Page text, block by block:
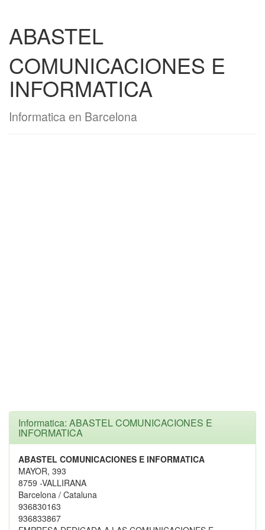
ABASTEL
COMUNICACIONES E
INFORMATICA
Informatica en Barcelona
Informatica: ABASTEL COMUNICACIONES E
INFORMATICA
ABASTEL COMUNICACIONES E INFORMATICA
MAYOR, 393
8759 -VALLIRANA
Barcelona / Cataluna
936830163
936833867